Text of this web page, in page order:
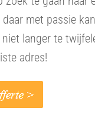
met passie
langer te
adres!